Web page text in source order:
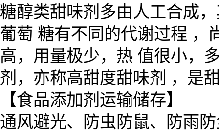
糖醇类甜味剂多由人工合成
葡萄 糖有不同的代谢过程 ，
高，用量极少，热 值很小，
剂，亦称高甜度甜味剂 ，是
【食品添加剂运输储存】
通风避光、防虫防鼠、防雨